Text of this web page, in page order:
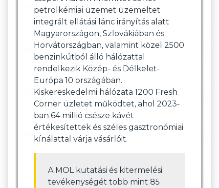
petrolkémiai üzemet üzemeltet
integrált ellátási lánc irányítás alatt
Magyarországon, Szlovákiában és
Horvátországban, valamint közel 2500
benzinkútból álló hálózattal
rendelkezik Közép- és Délkelet-
Európa 10 országában.
Kiskereskedelmi hálózata 1200 Fresh
Corner üzletet működtet, ahol 2023-
ban 64 millió csésze kávét
értékesítettek és széles gasztronómiai
kínálattal várja vásárlóit.
A MOL kutatási és kitermelési
tevékenységét több mint 85